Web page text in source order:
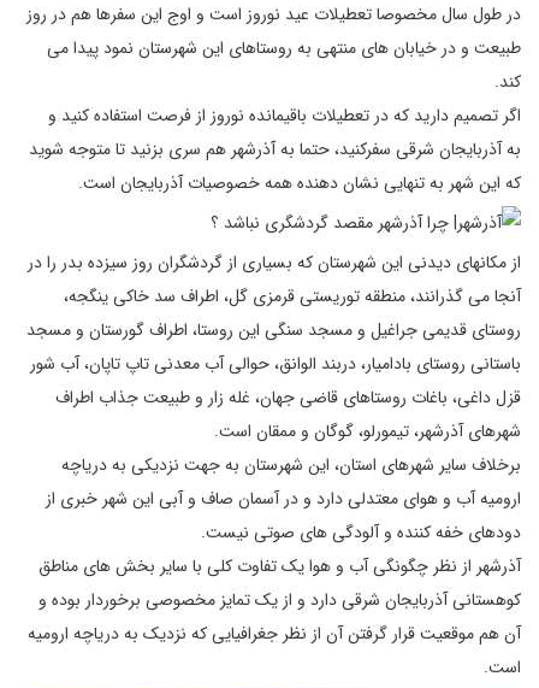
در طول سال مخصوصا تعطیلات عید نوروز است و اوج این سفرها هم در روز
طبیعت و در خیابان های منتهی به روستاهای این شهرستان نمود پیدا می
کند.
اگر تصمیم دارید که در تعطیلات باقیمانده نوروز از فرصت استفاده کنید و
به آذربایجان شرقی سفرکنید، حتما به آذرشهر هم سری بزنید تا متوجه شوید
که این شهر به تنهایی نشان دهنده همه خصوصیات آذربایجان است.
از مکانهای دیدنی این شهرستان که بسیاری از گردشگران روز سیزده بدر را در
آنجا می گذرانند، منطقه توریستی قرمزی گل، اطراف سد خاکی ینگجه،
روستای قدیمی جراغیل و مسجد سنگی این روستا، اطراف گورستان و مسجد
باستانی روستای بادامیار، دربند الوانق، حوالی آب معدنی تاپ تاپان، آب شور
قزل داغی، باغات روستاهای قاضی جهان، غله زار و طبیعت جذاب اطراف
شهرهای آذرشهر، تیمورلو، گوگان و ممقان است.
برخلاف سایر شهرهای استان، این شهرستان به جهت نزدیکی به دریاچه
ارومیه آب و هوای معتدلی دارد و در آسمان صاف و آبی این شهر خبری از
دودهای خفه کننده و آلودگی های صوتی نیست.
آذرشهر از نظر چگونگی آب و هوا یک تفاوت کلی با سایر بخش های مناطق
کوهستانی آذربایجان شرقی دارد و از یک تمایز مخصوصی برخوردار بوده و
آن هم موقعیت قرار گرفتن آن از نظر جغرافیایی که نزدیک به دریاچه ارومیه
است.